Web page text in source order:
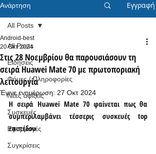
Ανάρτηση Εγγραφή
All Posts
Ειδήσεις
Φήμες / Πληροφορίες
Νέες αφίξεις
Συσκευές
Εφαρμογές
Συγκρίσεις
All Posts
Στις 28 Νοεμβρίου θα παρουσιάσουν τη
σειρά Huawei Mate 70 με πρωτοποριακή
λειτουργία
Android-best
20 Οκτ 2024
Έγινε ενημέρωση: 27 Οκτ 2024
Η σειρά Huawei Mate 70 φαίνεται πως θα
συμπεριλαμβάνει τέσσερις συσκευές top
επιπέδου